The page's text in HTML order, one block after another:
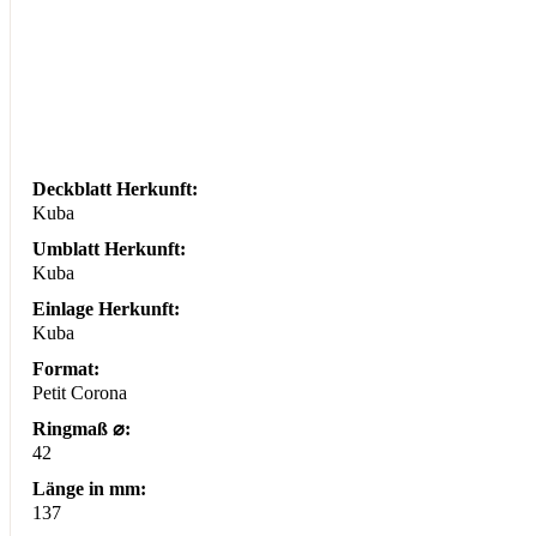
Deckblatt Herkunft:
Kuba
Umblatt Herkunft:
Kuba
Einlage Herkunft:
Kuba
Format:
Petit Corona
Ringmaß ⌀:
42
Länge in mm:
137